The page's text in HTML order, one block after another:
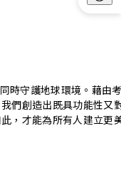
時守護地球環境。藉由
們創造出既具功能性又
，才能為所有人建立更